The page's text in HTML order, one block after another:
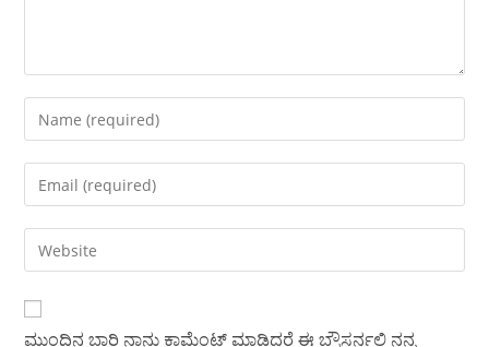
Enter
your
name
comment
Enter
your
email
address
comment
Enter
your
website
URL
ಮುಂದಿನ ಬಾರಿ ನಾನು ಕಾಮೆಂಟ್ ಮಾಡಿದರೆ ಈ ಬ್ರೌಸರ್ನಲ್ಲಿ ನನ್ನ